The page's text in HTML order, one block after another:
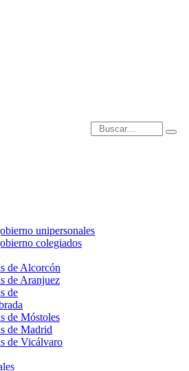
Introduce términos de
unipersonales
colegiados
de Alcorcón
de Aranjuez
de
de Móstoles
de Madrid
de Vicálvaro